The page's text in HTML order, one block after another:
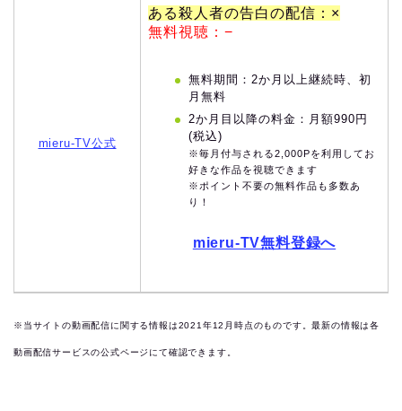
mieru-TV公式
ある殺人者の告白の配信：×
無料視聴：−
無料期間：2か月以上継続時、初
月無料
2か月目以降の料金：月額990円
(税込)
※毎月付与される2,000Pを利用してお
好きな作品を視聴できます
※ポイント不要の無料作品も多数あ
り！
mieru-TV無料登録へ
※当サイトの動画配信に関する情報は2021年12月時点のものです。最新の情報は各
動画配信サービスの公式ページにて確認できます。